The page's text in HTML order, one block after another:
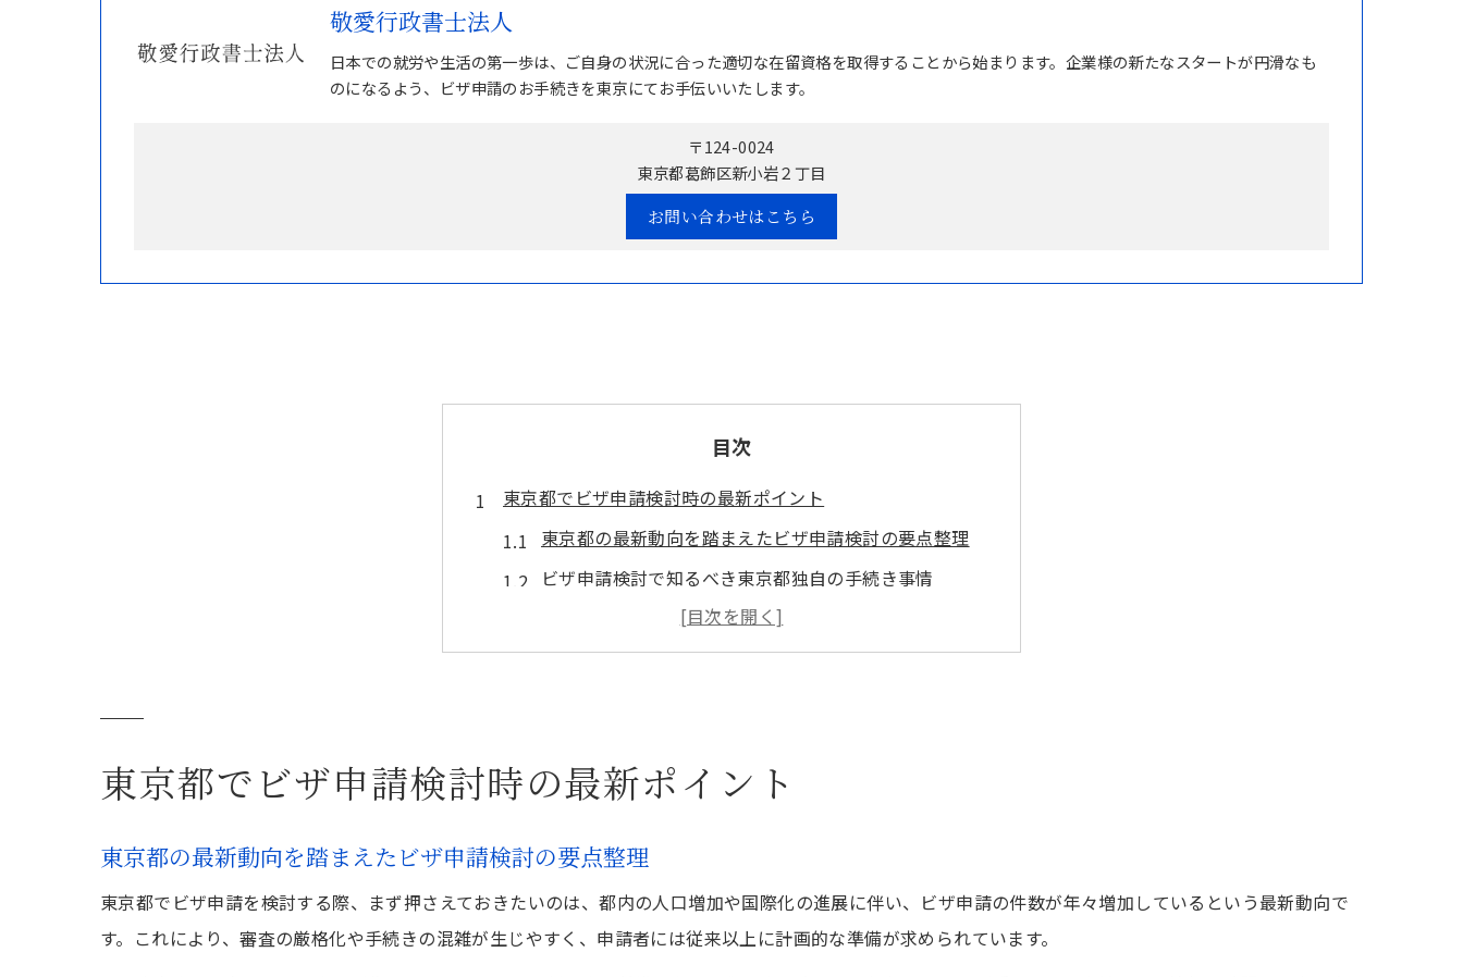
敬愛行政書士法人
日本での就労や生活の第一歩は、ご自身の状況に合った適切な在留資格を取得することから始まります。企業様の新たなスタートが円滑なも
のになるよう、ビザ申請のお手続きを東京にてお手伝いいたします。
〒124-0024
東京都葛飾区新小岩２丁目
お問い合わせはこちら
目次
東京都でビザ申請検討時の最新ポイント
東京都の最新動向を踏まえたビザ申請検討の要点整理
ビザ申請検討で知るべき東京都独自の手続き事情
東京都でビザ申請検討時に押さえたい窓口情報
ビザ申請検討者が注目すべき東京都の審査傾向
東京都でビザ申請成功率を上げるための重要ポイント
東京都でビザ申請を有利に進めるための準備法
ビザ申請検討者が陥りがちな東京都での失敗例
東京都の相談窓口を活かしたビザ申請成功戦略
東京都でビザ申請検討時の最新ポイント
東京都の最新動向を踏まえたビザ申請検討の要点整理
東京都でビザ申請を検討する際、まず押さえておきたいのは、都内の人口増加や国際化の進展に伴い、ビザ申請の件数が年々増加しているという最新動向で
す。これにより、審査の厳格化や手続きの混雑が生じやすく、申請者には従来以上に計画的な準備が求められています。